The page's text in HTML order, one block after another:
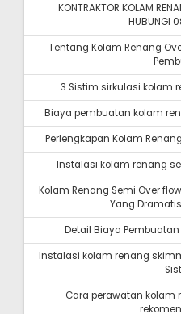
KONTRAKTOR KOLAM
HUBUNGI
Tentang Kolam Renang
3 Sistim sirkulasi kolam
Biaya pembuatan kolam
Perlengkapan Kolam
Instalasi kolam renang
Kolam Renang Semi Over
Yang
Detail Biaya
Instalasi kolam renang
Cara perawatan kolam